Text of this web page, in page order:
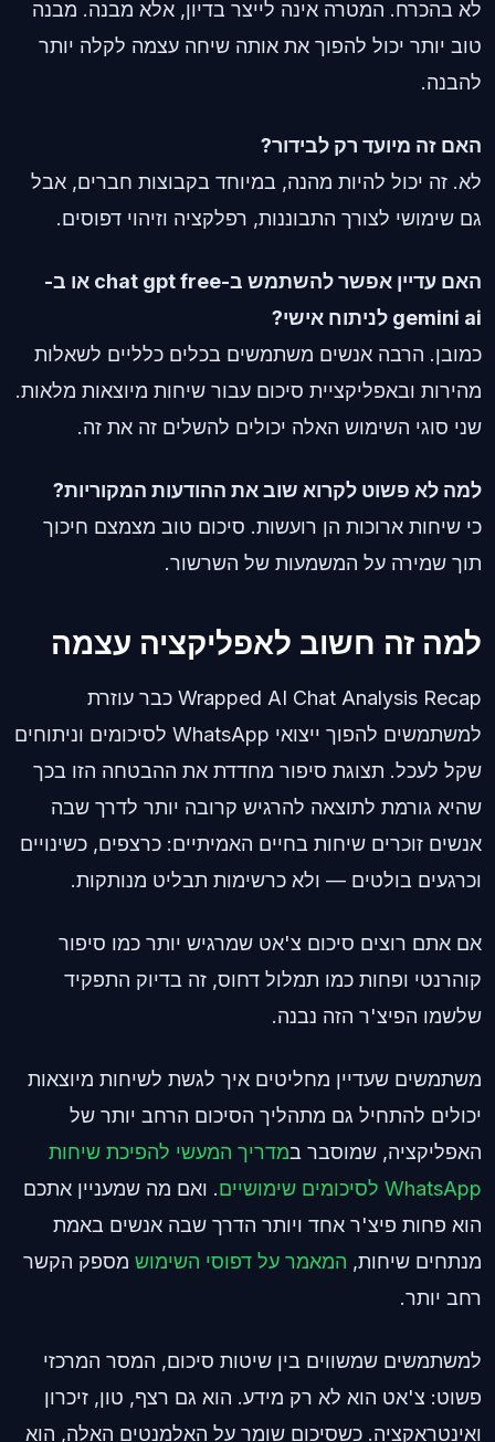
לא בהכרח. המטרה אינה לייצר בדיון, אלא מבנה. מבנה
טוב יותר יכול להפוך את אותה שיחה עצמה לקלה יותר
להבנה.
האם זה מיועד רק לבידור?
לא. זה יכול להיות מהנה, במיוחד בקבוצות חברים, אבל
גם שימושי לצורך התבוננות, רפלקציה וזיהוי דפוסים.
האם עדיין אפשר להשתמש ב-chat gpt free או ב-
gemini ai לניתוח אישי?
כמובן. הרבה אנשים משתמשים בכלים כלליים לשאלות
מהירות ובאפליקציית סיכום עבור שיחות מיוצאות מלאות.
שני סוגי השימוש האלה יכולים להשלים זה את זה.
למה לא פשוט לקרוא שוב את ההודעות המקוריות?
כי שיחות ארוכות הן רועשות. סיכום טוב מצמצם חיכוך
תוך שמירה על המשמעות של השרשור.
למה זה חשוב לאפליקציה עצמה
Wrapped AI Chat Analysis Recap כבר עוזרת
למשתמשים להפוך ייצואי WhatsApp לסיכומים וניתוחים
שקל לעכל. תצוגת סיפור מחדדת את ההבטחה הזו בכך
שהיא גורמת לתוצאה להרגיש קרובה יותר לדרך שבה
אנשים זוכרים שיחות בחיים האמיתיים: כרצפים, כשינויים
וכרגעים בולטים — ולא כרשימות תבליט מנותקות.
אם אתם רוצים סיכום צ'אט שמרגיש יותר כמו סיפור
קוהרנטי ופחות כמו תמלול דחוס, זה בדיוק התפקיד
שלשמו הפיצ'ר הזה נבנה.
משתמשים שעדיין מחליטים איך לגשת לשיחות מיוצאות
יכולים להתחיל גם מתהליך הסיכום הרחב יותר של
האפליקציה, שמוסבר במדריך המעשי להפיכת שיחות
WhatsApp לסיכומים שימושיים
. ואם מה שמעניין אתכם
הוא פחות פיצ'ר אחד ויותר הדרך שבה אנשים באמת
מנתחים שיחות, המאמר על דפוסי השימוש מספק הקשר
רחב יותר.
למשתמשים שמשווים בין שיטות סיכום, המסר המרכזי
פשוט: צ'אט הוא לא רק מידע. הוא גם רצף, טון, זיכרון
ואינטראקציה. כשסיכום שומר על האלמנטים האלה, הוא